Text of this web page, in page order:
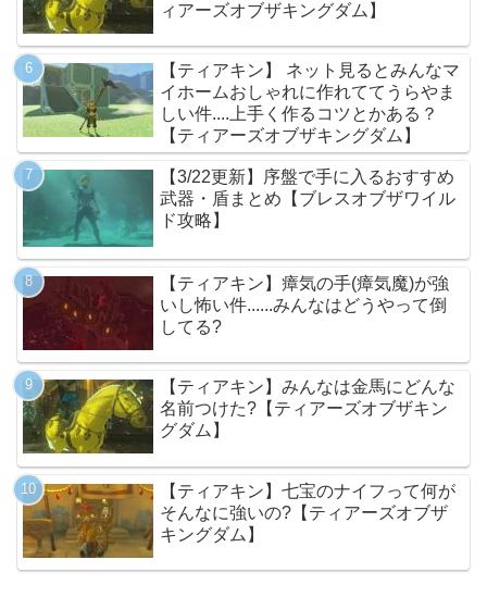
ィアーズオブザキングダム】
【ティアキン】 ネット見るとみんなマ
イホームおしゃれに作れててうらやま
しい件....上手く作るコツとかある？
【ティアーズオブザキングダム】
【3/22更新】序盤で手に入るおすすめ
武器・盾まとめ【ブレスオブザワイル
ド攻略】
【ティアキン】瘴気の手(瘴気魔)が強
いし怖い件......みんなはどうやって倒
してる?
【ティアキン】みんなは金馬にどんな
名前つけた?【ティアーズオブザキン
グダム】
【ティアキン】七宝のナイフって何が
そんなに強いの?【ティアーズオブザ
キングダム】